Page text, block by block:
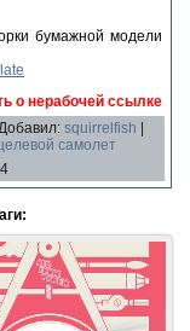
бумажной модели
о нерабочей ссылке
: squirrelfish
самолет
4